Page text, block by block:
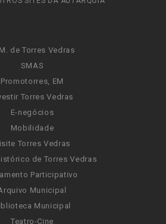
de Torres Vedras
SMAS
Promotorres, EM
Torres Vedras
E-negócios
Mobilidade
Torres Vedras
de Torres Vedras
Participativo
Municipal
Municipal
Teatro-Cine